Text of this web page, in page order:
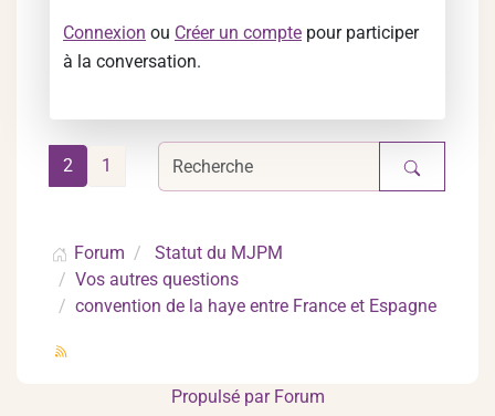
Connexion ou Créer un compte pour participer
à la conversation.
1
2
Forum
Statut du MJPM
Vos autres questions
convention de la haye entre France et Espagne
Propulsé par Forum